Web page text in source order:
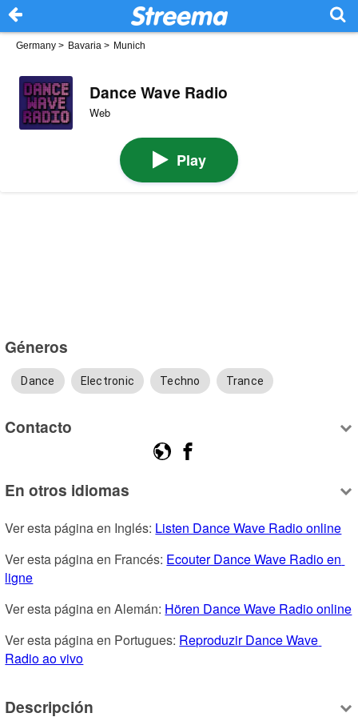
Germany > Bavaria > Munich
Dance Wave Radio
Web
Play
Géneros
Dance Electronic Techno Trance
Contacto
En otros idiomas
Ver esta página en Inglés: Listen Dance Wave Radio online
Ver esta página en Francés: Ecouter Dance Wave Radio en
ligne
Ver esta página en Alemán: Hören Dance Wave Radio online
Ver esta página en Portugues: Reproduzir Dance Wave
Radio ao vivo
Descripción